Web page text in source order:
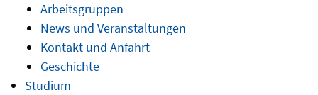
Arbeitsgruppen
News und Veranstaltungen
Kontakt und Anfahrt
Geschichte
Studium